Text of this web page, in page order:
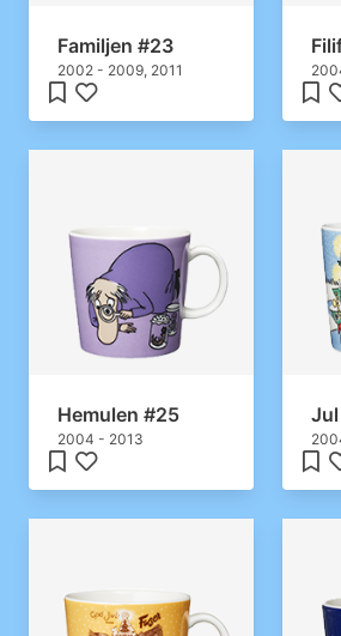
Familjen #23
2002 - 2009, 2011
Hemulen #25
2004 - 2013